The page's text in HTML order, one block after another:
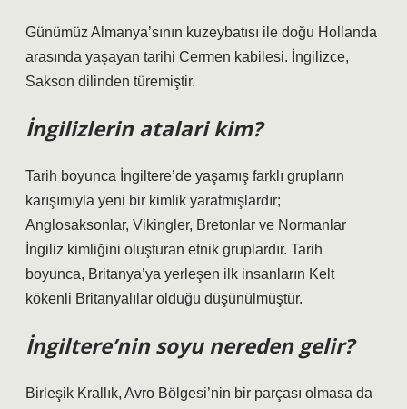
Günümüz Almanya’sının kuzeybatısı ile doğu Hollanda
arasında yaşayan tarihi Cermen kabilesi. İngilizce,
Sakson dilinden türemiştir.
İngilizlerin atalari kim?
Tarih boyunca İngiltere’de yaşamış farklı grupların
karışımıyla yeni bir kimlik yaratmışlardır;
Anglosaksonlar, Vikingler, Bretonlar ve Normanlar
İngiliz kimliğini oluşturan etnik gruplardır. Tarih
boyunca, Britanya’ya yerleşen ilk insanların Kelt
kökenli Britanyalılar olduğu düşünülmüştür.
İngiltere’nin soyu nereden gelir?
Birleşik Krallık, Avro Bölgesi’nin bir parçası olmasa da